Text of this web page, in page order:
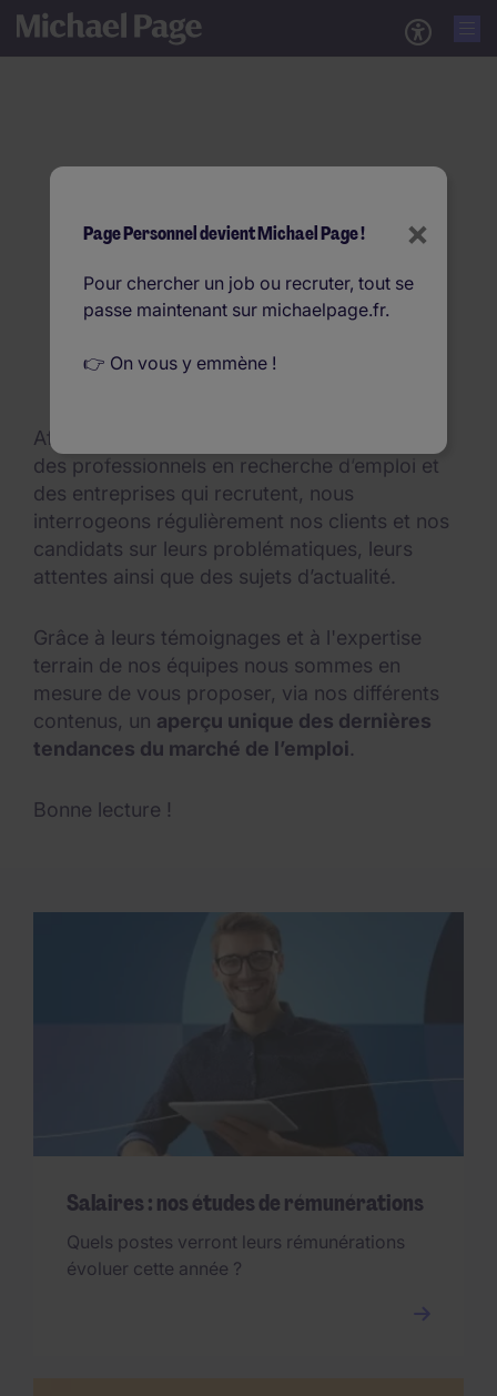
Afin de rester au plus proche des attentes
des professionnels en recherche d’emploi et
des entreprises qui recrutent, nous
interrogeons régulièrement nos clients et nos
candidats sur leurs problématiques, leurs
attentes ainsi que des sujets d’actualité.
Grâce à leurs témoignages et à l'expertise
terrain de nos équipes nous sommes en
mesure de vous proposer, via nos différents
contenus, un aperçu unique des dernières
tendances du marché de l’emploi.
Bonne lecture !
Salaires : nos études de rémunérations
Quels postes verront leurs rémunérations
évoluer cette année ?
×
Page Personnel devient Michael Page !
Pour chercher un job ou recruter, tout se
passe maintenant sur michaelpage.fr.
👉 On vous y emmène !